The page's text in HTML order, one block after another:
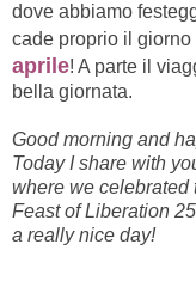
dove abbiamo
cade proprio il giorno
aprile! A parte il
bella giornata.
Good morning and
Today I share with
where we celebrated
Feast of Liberation
a really nice day!